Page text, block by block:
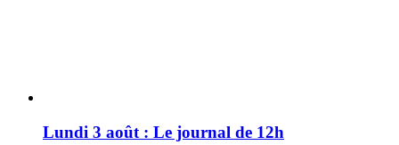
Lundi 3 août : Le journal de 12h